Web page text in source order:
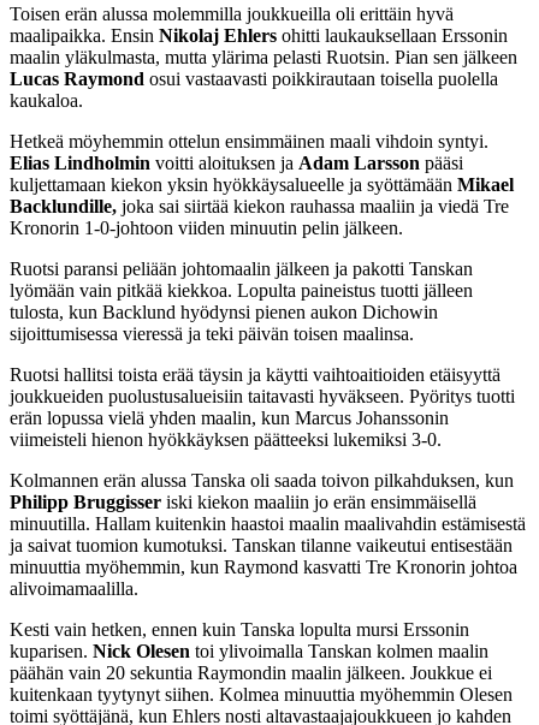
Toisen erän alussa molemmilla joukkueilla oli erittäin hyvä
maalipaikka. Ensin Nikolaj Ehlers ohitti laukauksellaan Erssonin
maalin yläkulmasta, mutta ylärima pelasti Ruotsin. Pian sen jälkeen
Lucas Raymond osui vastaavasti poikkirautaan toisella puolella
kaukaloa.
Hetkeä möyhemmin ottelun ensimmäinen maali vihdoin syntyi.
Elias Lindholmin voitti aloituksen ja Adam Larsson pääsi
kuljettamaan kiekon yksin hyökkäysalueelle ja syöttämään Mikael
Backlundille, joka sai siirtää kiekon rauhassa maaliin ja viedä Tre
Kronorin 1-0-johtoon viiden minuutin pelin jälkeen.
Ruotsi paransi peliään johtomaalin jälkeen ja pakotti Tanskan
lyömään vain pitkää kiekkoa. Lopulta paineistus tuotti jälleen
tulosta, kun Backlund hyödynsi pienen aukon Dichowin
sijoittumisessa vieressä ja teki päivän toisen maalinsa.
Ruotsi hallitsi toista erää täysin ja käytti vaihtoaitioiden etäisyyttä
joukkueiden puolustusalueisiin taitavasti hyväkseen. Pyöritys tuotti
erän lopussa vielä yhden maalin, kun Marcus Johanssonin
viimeisteli hienon hyökkäyksen päätteeksi lukemiksi 3-0.
Kolmannen erän alussa Tanska oli saada toivon pilkahduksen, kun
Philipp Bruggisser iski kiekon maaliin jo erän ensimmäisellä
minuutilla. Hallam kuitenkin haastoi maalin maalivahdin estämisestä
ja saivat tuomion kumotuksi. Tanskan tilanne vaikeutui entisestään
minuuttia myöhemmin, kun Raymond kasvatti Tre Kronorin johtoa
alivoimamaalilla.
Kesti vain hetken, ennen kuin Tanska lopulta mursi Erssonin
kuparisen. Nick Olesen toi ylivoimalla Tanskan kolmen maalin
päähän vain 20 sekuntia Raymondin maalin jälkeen. Joukkue ei
kuitenkaan tyytynyt siihen. Kolmea minuuttia myöhemmin Olesen
toimi syöttäjänä, kun Ehlers nosti altavastaajajoukkueen jo kahden